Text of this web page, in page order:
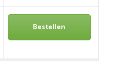
Bestellen